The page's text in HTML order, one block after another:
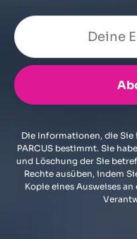
Die Informationen, die
PARCUS bestimmt. Sie
und Löschung der Sie
Rechte ausüben, indem
Kopie eines Ausweises